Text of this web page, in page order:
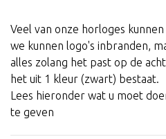
Veel van onze horloges
we kunnen logo's inbranden,
alles zolang het past op de
het uit 1 kleur (zwart) bestaat.
Lees hieronder wat u moet
te geven